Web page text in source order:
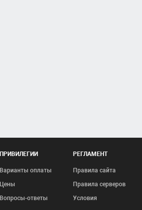
ПРИВИЛЕГИИ
Варианты оплаты
Цены
Вопросы-ответы
РЕГЛАМЕНТ
Правила сайта
Правила серверов
Условия